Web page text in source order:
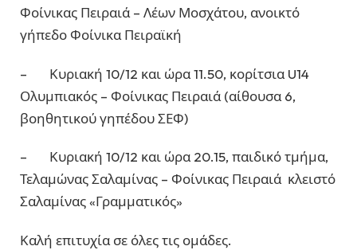
Φοίνικας Πειραιά – Λέων Μοσχάτου, ανοικτό
γήπεδο Φοίνικα Πειραϊκή
– Κυριακή 10/12 και ώρα 11.50, κορίτσια U14
Ολυμπιακός – Φοίνικας Πειραιά (αίθουσα 6,
βοηθητικού γηπέδου ΣΕΦ)
– Κυριακή 10/12 και ώρα 20.15, παιδικό τμήμα,
Τελαμώνας Σαλαμίνας – Φοίνικας Πειραιά κλειστό
Σαλαμίνας «Γραμματικός»
Καλή επιτυχία σε όλες τις ομάδες.